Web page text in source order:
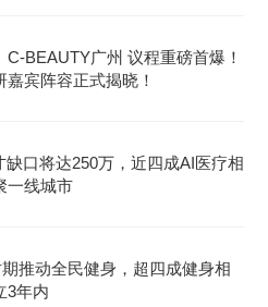
C-BEAUTY广州 议程重磅首爆！
嘉宾阵容正式揭晓！
缺口将达250万，近四成AI医疗相
一线城市
期推动全民健身，超四成健身相
3年内